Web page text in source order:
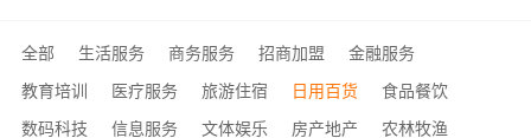
全部 生活服务 商务服务 招商加盟
金融服务
教育培训
医疗服务 旅游住宿 日用百货
食品餐饮
数码科技
信息服务 文体娱乐 房产地产
农林牧渔